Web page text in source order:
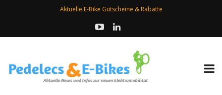
Aktuelle E-Bike Gutscheine & Rabatte